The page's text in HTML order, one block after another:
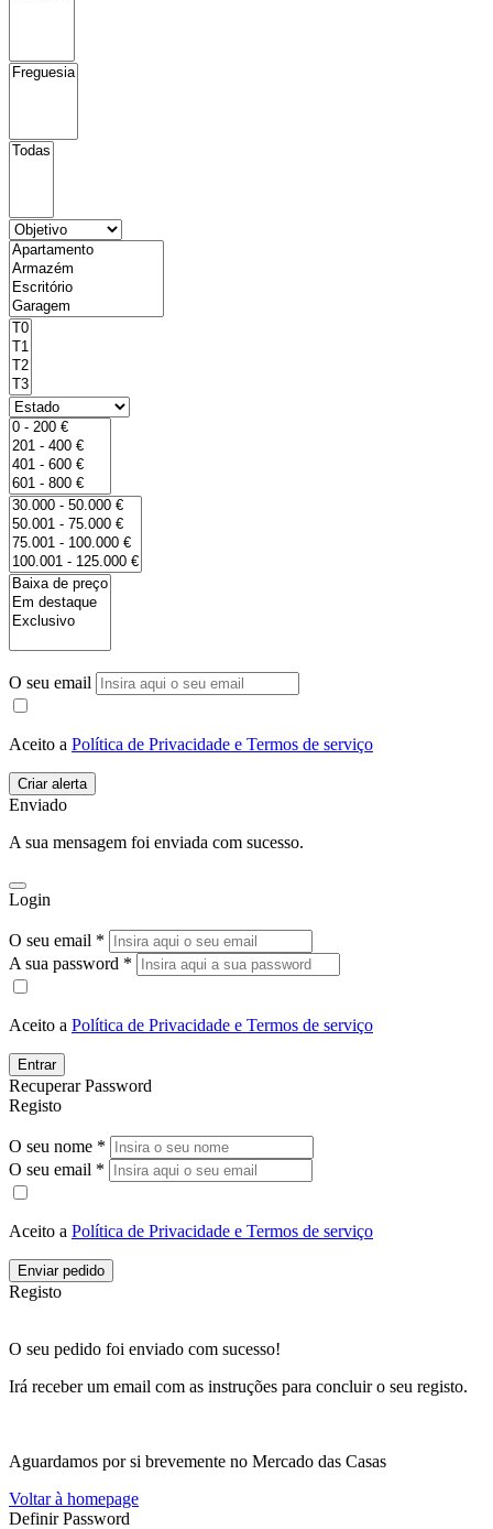
O seu email
Aceito a Política de Privacidade e Termos de serviço
Enviado
A sua mensagem foi enviada com sucesso.
Login
O seu email *
A sua password *
Aceito a Política de Privacidade e Termos de serviço
Entrar
Recuperar Password
Registo
O seu nome *
O seu email *
Aceito a Política de Privacidade e Termos de serviço
Enviar pedido
Registo
O seu pedido foi enviado com sucesso!
Irá receber um email com as instruções para concluir o seu registo.
Aguardamos por si brevemente no Mercado das Casas
Voltar à homepage
Definir Password